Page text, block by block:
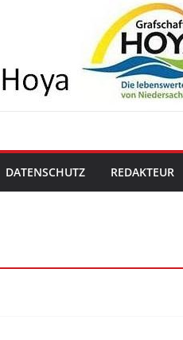
DATENSCHUTZ REDAKTEUR